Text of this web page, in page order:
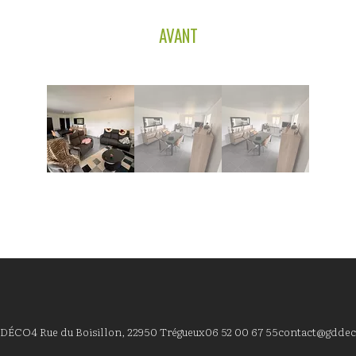
AVANT
4 Rue du Boisillon, 22950 Trégueux06 52 00 67 55